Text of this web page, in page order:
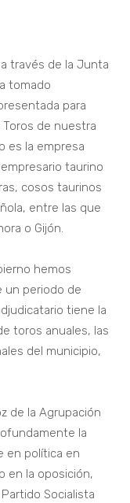
través de la Junta
tomado
para
Toros de nuestra
es la empresa
taurino
cosos taurinos
entre las que
o Gijón.
hemos
un periodo de
tiene la
toros anuales, las
del municipio,
de la Agrupación
la
en política en
en la oposición,
Socialista